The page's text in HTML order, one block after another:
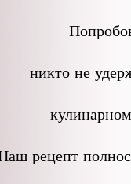
никто не
рецепт